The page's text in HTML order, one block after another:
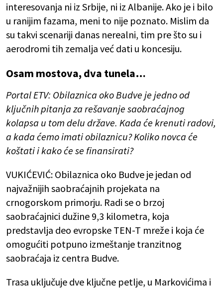
interesovanja ni iz Srbije, ni iz Albanije. Ako je i bilo
u ranijim fazama, meni to nije poznato. Mislim da
su takvi scenariji danas nerealni, tim pre što su i
aerodromi tih zemalja već dati u koncesiju.
Osam mostova, dva tunela…
Portal ETV: Obilaznica oko Budve je jedno od
ključnih pitanja za rešavanje saobraćajnog
kolapsa u tom delu države. Kada će krenuti radovi,
a kada ćemo imati obilaznicu? Koliko novca će
koštati i kako će se finansirati?
VUKIĆEVIĆ: Obilaznica oko Budve je jedan od
najvažnijih saobraćajnih projekata na
crnogorskom primorju. Radi se o brzoj
saobraćajnici dužine 9,3 kilometra, koja
predstavlja deo evropske TEN-T mreže i koja će
omogućiti potpuno izmeštanje tranzitnog
saobraćaja iz centra Budve.
Trasa uključuje dve ključne petlje, u Markovićima i